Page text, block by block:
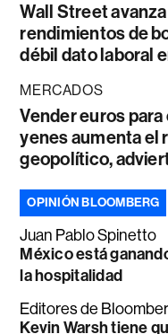
Wall Street
rendimientos de
débil dato laboral
MERCADOS
Vender euros
yenes aumenta el
geopolítico,
OPINIÓN BLOOMBERG
Juan Pablo Spinetto
México está
la hospitalidad
Editores de
Kevin Warsh tiene